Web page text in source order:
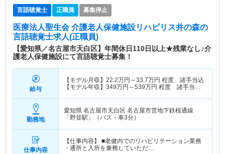
言語聴覚士 正職員 募集停止
医療法人聖生会 介護老人保健施設リハビリス井の森の
言語聴覚士求人(正職員)
【愛知県／名古屋市天白区】年間休日110日以上★残業なし♪介
護老人保健施設にて言語聴覚士募集！
給与
【モデル月収】 22.2万円～33.7万円 程度 諸手当込
【モデル年収】 349万円～539万円 程度 諸手当・
勤務地
愛知県 名古屋市天白区 名古屋市営地下鉄桜通線
「野並駅」（バス・車3分）
仕事内容
【仕事内容】 ■老健内でのリハビリテーション業務
・通所と入所を兼務していただ…